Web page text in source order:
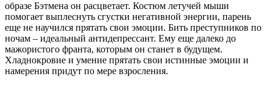
образе Бэтмена он расцветает. Костюм летучей мыши
помогает выплеснуть сгустки негативной энергии, парень
еще не научился прятать свои эмоции. Бить преступников по
ночам – идеальный антидепрессант. Ему еще далеко до
мажористого франта, которым он станет в будущем.
Хладнокровие и умение прятать свои истинные эмоции и
намерения придут по мере взросления.